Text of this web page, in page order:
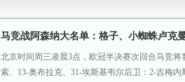
马竞战阿森纳大名单：格子、小蜘蛛卢克
北京时间周三凌晨3点，欧冠半决赛次回合马竞将
索、13-奥布拉克、31-埃斯基韦尔后卫：2-吉梅内